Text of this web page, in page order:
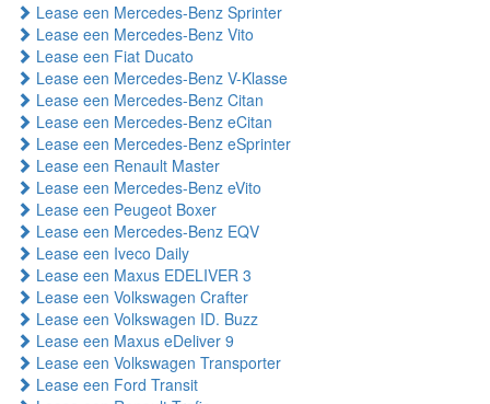
Lease een Mercedes-Benz Sprinter
Lease een Mercedes-Benz Vito
Lease een Fiat Ducato
Lease een Mercedes-Benz V-Klasse
Lease een Mercedes-Benz Citan
Lease een Mercedes-Benz eCitan
Lease een Mercedes-Benz eSprinter
Lease een Renault Master
Lease een Mercedes-Benz eVito
Lease een Peugeot Boxer
Lease een Mercedes-Benz EQV
Lease een Iveco Daily
Lease een Maxus EDELIVER 3
Lease een Volkswagen Crafter
Lease een Volkswagen ID. Buzz
Lease een Maxus eDeliver 9
Lease een Volkswagen Transporter
Lease een Ford Transit